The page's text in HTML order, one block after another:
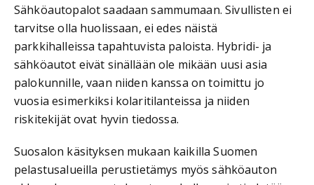
Sähköautopalot saadaan sammumaan. Sivullisten ei
tarvitse olla huolissaan, ei edes näistä
parkkihalleissa tapahtuvista paloista. Hybridi- ja
sähköautot eivät sinällään ole mikään uusi asia
palokunnille, vaan niiden kanssa on toimittu jo
vuosia esimerkiksi kolaritilanteissa ja niiden
riskitekijät ovat hyvin tiedossa.
Suosalon käsityksen mukaan kaikilla Suomen
pelastusalueilla perustietämys myös sähköauton